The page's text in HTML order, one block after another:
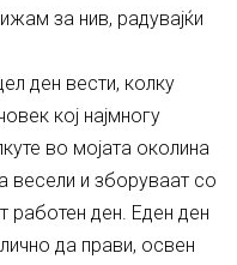
за нив, радувајќи
ден вести, колку
кој најмногу
во мојата околина
весели и зборуваат со
ден. Еден ден
да прави, освен